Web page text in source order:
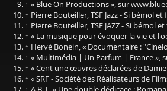
↑ « Blue On Productions », sur
↑ Pierre Bouteiller, TSF Jazz - Si bémol
↑ Pierre Bouteiller, TSF JAZZ - Si bémol
↑ « La musique pour évoquer la vie et
↑ Hervé Bonein, « Documentaire :
↑ « Multimédia | Un Parfum | France »,
↑ « Cent une œuvres déclarées de
↑ « SRF - Société des Réalisateurs de